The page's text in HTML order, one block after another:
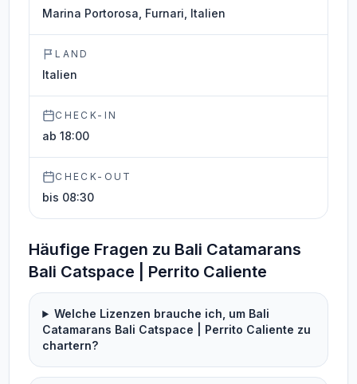
Marina Portorosa, Furnari, Italien
LAND
Italien
CHECK-IN
ab 18:00
CHECK-OUT
bis 08:30
Häufige Fragen zu Bali Catamarans
Bali Catspace | Perrito Caliente
Welche Lizenzen brauche ich, um Bali
Catamarans Bali Catspace | Perrito Caliente zu
chartern?